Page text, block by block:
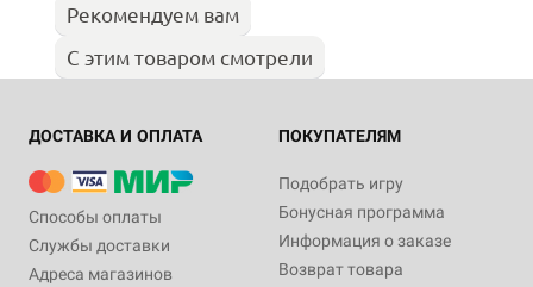
Рекомендуем вам
С этим товаром смотрели
ДОСТАВКА И ОПЛАТА
Способы оплаты
Службы доставки
Адреса магазинов
ПОКУПАТЕЛЯМ
Подобрать игру
Бонусная программа
Информация о заказе
Возврат товара